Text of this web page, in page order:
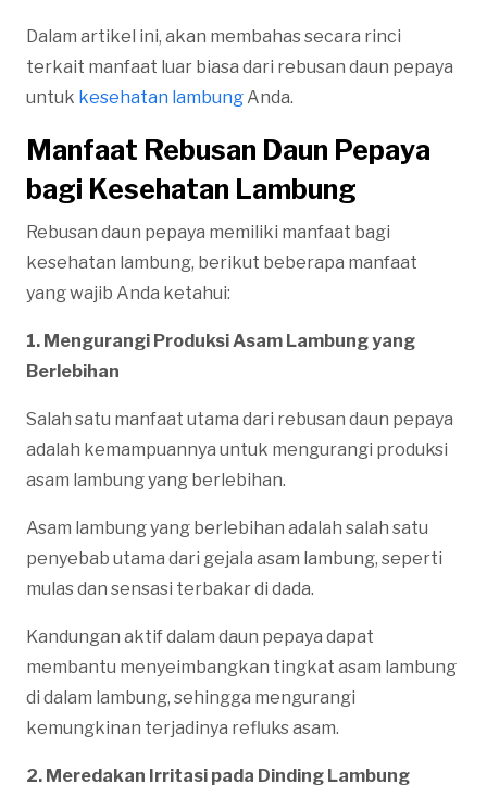
Dalam artikel ini, akan membahas secara rinci
terkait manfaat luar biasa dari rebusan daun pepaya
untuk kesehatan lambungAnda.
Manfaat Rebusan Daun Pepaya
bagi Kesehatan Lambung
Rebusan daun pepaya memiliki manfaat bagi
kesehatan lambung, berikut beberapa manfaat
yang wajib Anda ketahui:
1. Mengurangi Produksi Asam Lambung yang
Berlebihan
Salah satu manfaat utama dari rebusan daun pepaya
adalah kemampuannya untuk mengurangi produksi
asam lambung yang berlebihan.
Asam lambung yang berlebihan adalah salah satu
penyebab utama dari gejala asam lambung, seperti
mulas dan sensasi terbakar di dada.
Kandungan aktif dalam daun pepaya dapat
membantu menyeimbangkan tingkat asam lambung
di dalam lambung, sehingga mengurangi
kemungkinan terjadinya refluks asam.
2. Meredakan Irritasi pada Dinding Lambung